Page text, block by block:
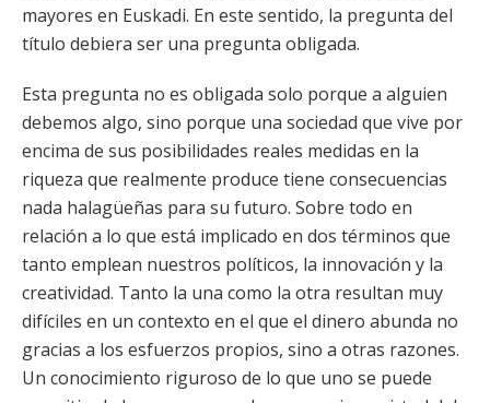
mayores en Euskadi. En este sentido, la pregunta del
título debiera ser una pregunta obligada.
Esta pregunta no es obligada solo porque a alguien
debemos algo, sino porque una sociedad que vive por
encima de sus posibilidades reales medidas en la
riqueza que realmente produce tiene consecuencias
nada halagüeñas para su futuro. Sobre todo en
relación a lo que está implicado en dos términos que
tanto emplean nuestros políticos, la innovación y la
creatividad. Tanto la una como la otra resultan muy
difíciles en un contexto en el que el dinero abunda no
gracias a los esfuerzos propios, sino a otras razones.
Un conocimiento riguroso de lo que uno se puede